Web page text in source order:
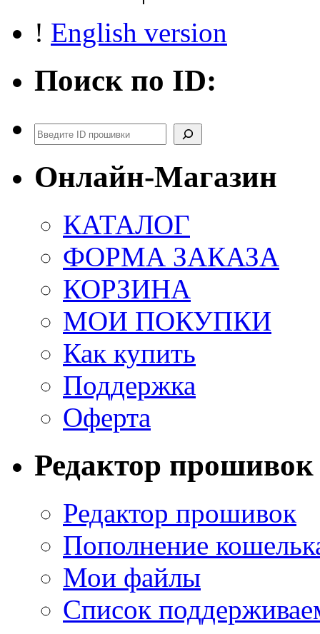
! English version
Поиск по ID:
Поиск
Онлайн-Магазин
КАТАЛОГ
ФОРМА ЗАКАЗА
КОРЗИНА
МОИ ПОКУПКИ
Как купить
Поддержка
Оферта
Редактор прошивок
Редактор прошивок
Пополнение
Мои файлы
Список